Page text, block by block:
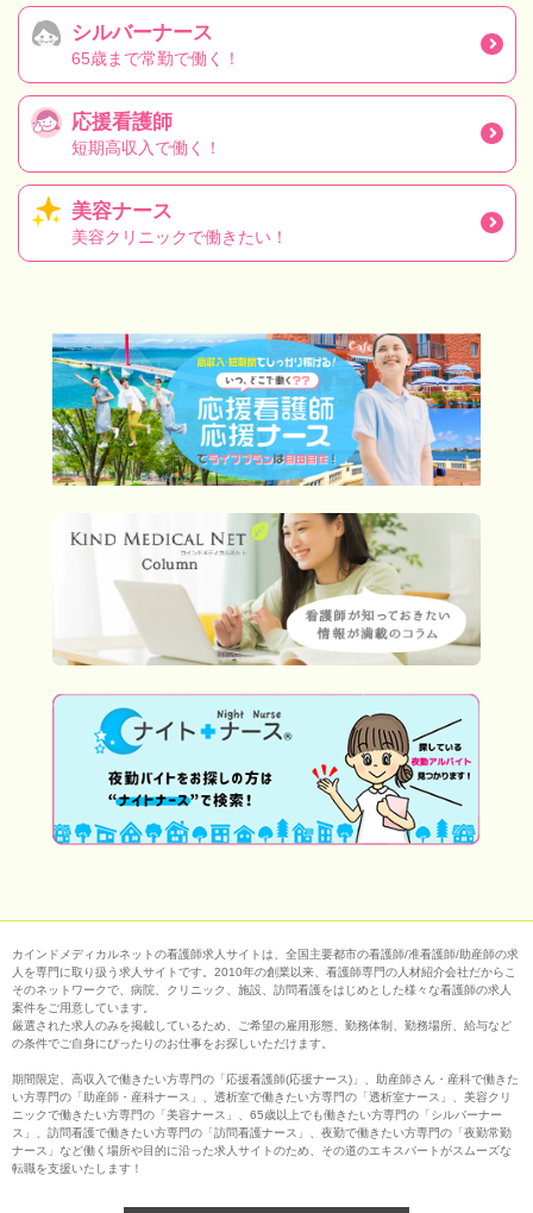
シルバーナース
65歳まで常勤で働く！
応援看護師
短期高収入で働く！
美容ナース
美容クリニックで働きたい！
カインドメディカルネットの看護師求人サイトは、全国主要都市の看護師/准看護師/助産師の求
人を専門に取り扱う求人サイトです。2010年の創業以来、看護師専門の人材紹介会社だからこ
そのネットワークで、病院、クリニック、施設、訪問看護をはじめとした様々な看護師の求人
案件をご用意しています。
厳選された求人のみを掲載しているため、ご希望の雇用形態、勤務体制、勤務場所、給与など
の条件でご自身にぴったりのお仕事をお探しいただけます。
期間限定、高収入で働きたい方専門の「応援看護師(応援ナース)」、助産師さん・産科で働きた
い方専門の「助産師・産科ナース」、透析室で働きたい方専門の「透析室ナース」、美容クリ
ニックで働きたい方専門の「美容ナース」、65歳以上でも働きたい方専門の「シルバーナー
ス」、訪問看護で働きたい方専門の「訪問看護ナース」、夜勤で働きたい方専門の「夜勤常勤
ナース」など働く場所や目的に沿った求人サイトのため、その道のエキスパートがスムーズな
転職を支援いたします！